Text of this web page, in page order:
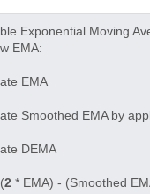
Exponential Moving
EMA:
EMA
Smoothed EMA by
DEMA
2 * EMA) - (Smoothed